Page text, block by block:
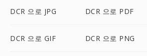
DCR 으로 JPG DCR 으로 PDF
DCR 으로 GIF DCR 으로 PNG